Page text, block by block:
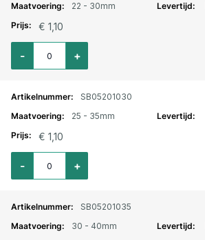
22 - 30mm
€ 1,10
Aantal voor Slangklem Jubilee verzinkt 22-30mm
+
-
SB05201030
25 - 35mm
€ 1,10
Aantal voor Slangklem Jubilee verzinkt 25-35mm
+
-
SB05201035
30 - 40mm